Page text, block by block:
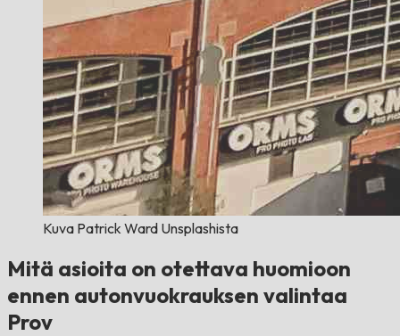
Kuva Patrick Ward Unsplashista
Mitä asioita on otettava huomioon
ennen autonvuokrauksen valintaa
Prov